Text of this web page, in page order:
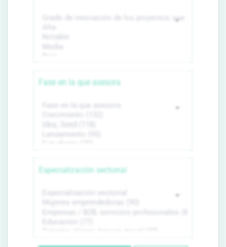
Fase en la que asesora
Especialización sectorial